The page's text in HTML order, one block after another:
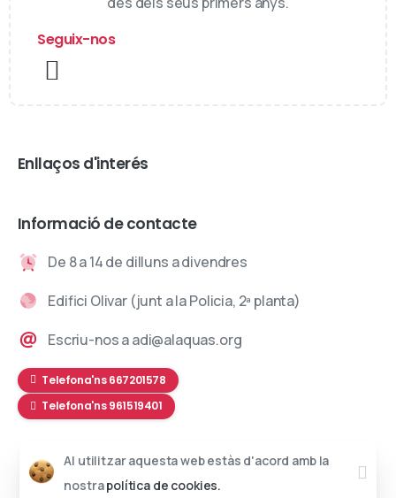
Seguix-nos
Enllaços d'interés
Informació de contacte
De 8 a 14 de dilluns a divendres
Edifici Olivar (junt a la Policia, 2ª planta)
Escriu-nos a adi@alaquas.org
Telefona'ns 667201578
Telefona'ns 961519401
Web desenvolupada per
Al utilitzar aquesta web estàs d'acord amb la
nostrapolítica de cookies.